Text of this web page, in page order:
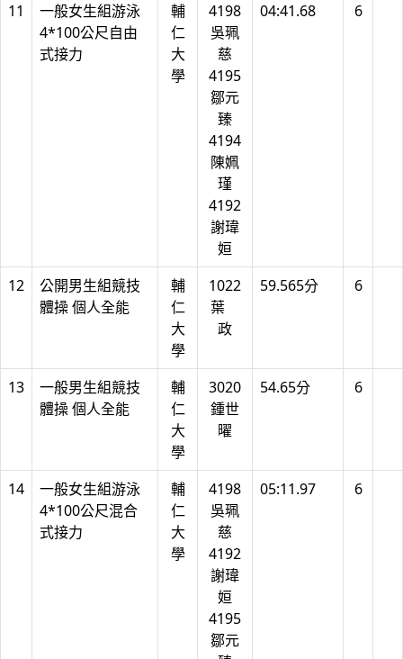
11
一般女生組游泳
4*100公尺自由
式接力
輔
仁
大
學
4198
吳珮
慈
4195
鄒元
臻
4194
陳姵
瑾
4192
謝瑋
姮
04:41.68 6
12
公開男生組競技
體操 個人全能
輔
仁
大
學
1022
葉
政
59.565分 6
13
一般男生組競技
體操 個人全能
輔
仁
大
學
3020
鍾世
曜
54.65分 6
14
一般女生組游泳
4*100公尺混合
式接力
輔
仁
大
學
4198
吳珮
慈
4192
謝瑋
姮
4195
鄒元
05:11.97 6